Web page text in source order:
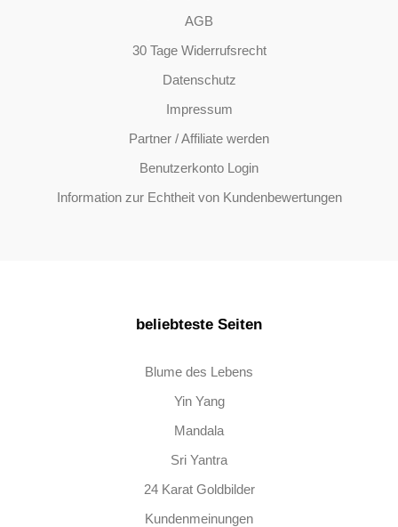
AGB
30 Tage Widerrufsrecht
Datenschutz
Impressum
Partner / Affiliate werden
Benutzerkonto Login
Information zur Echtheit von Kundenbewertungen
beliebteste Seiten
Blume des Lebens
Yin Yang
Mandala
Sri Yantra
24 Karat Goldbilder
Kundenmeinungen